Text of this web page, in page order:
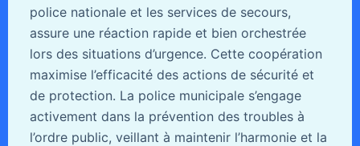
police nationale et les services de secours,
assure une réaction rapide et bien orchestrée
lors des situations d’urgence. Cette coopération
maximise l’efficacité des actions de sécurité et
de protection. La police municipale s’engage
activement dans la prévention des troubles à
l’ordre public, veillant à maintenir l’harmonie et la